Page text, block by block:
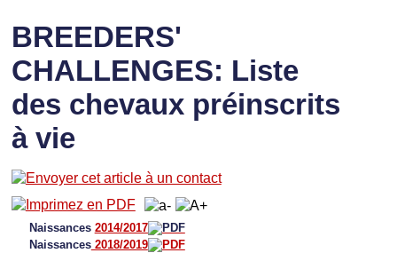
BREEDERS'
CHALLENGES: Liste
des chevaux préinscrits
à vie
Naissances 2014/2017
Naissances2018/2019